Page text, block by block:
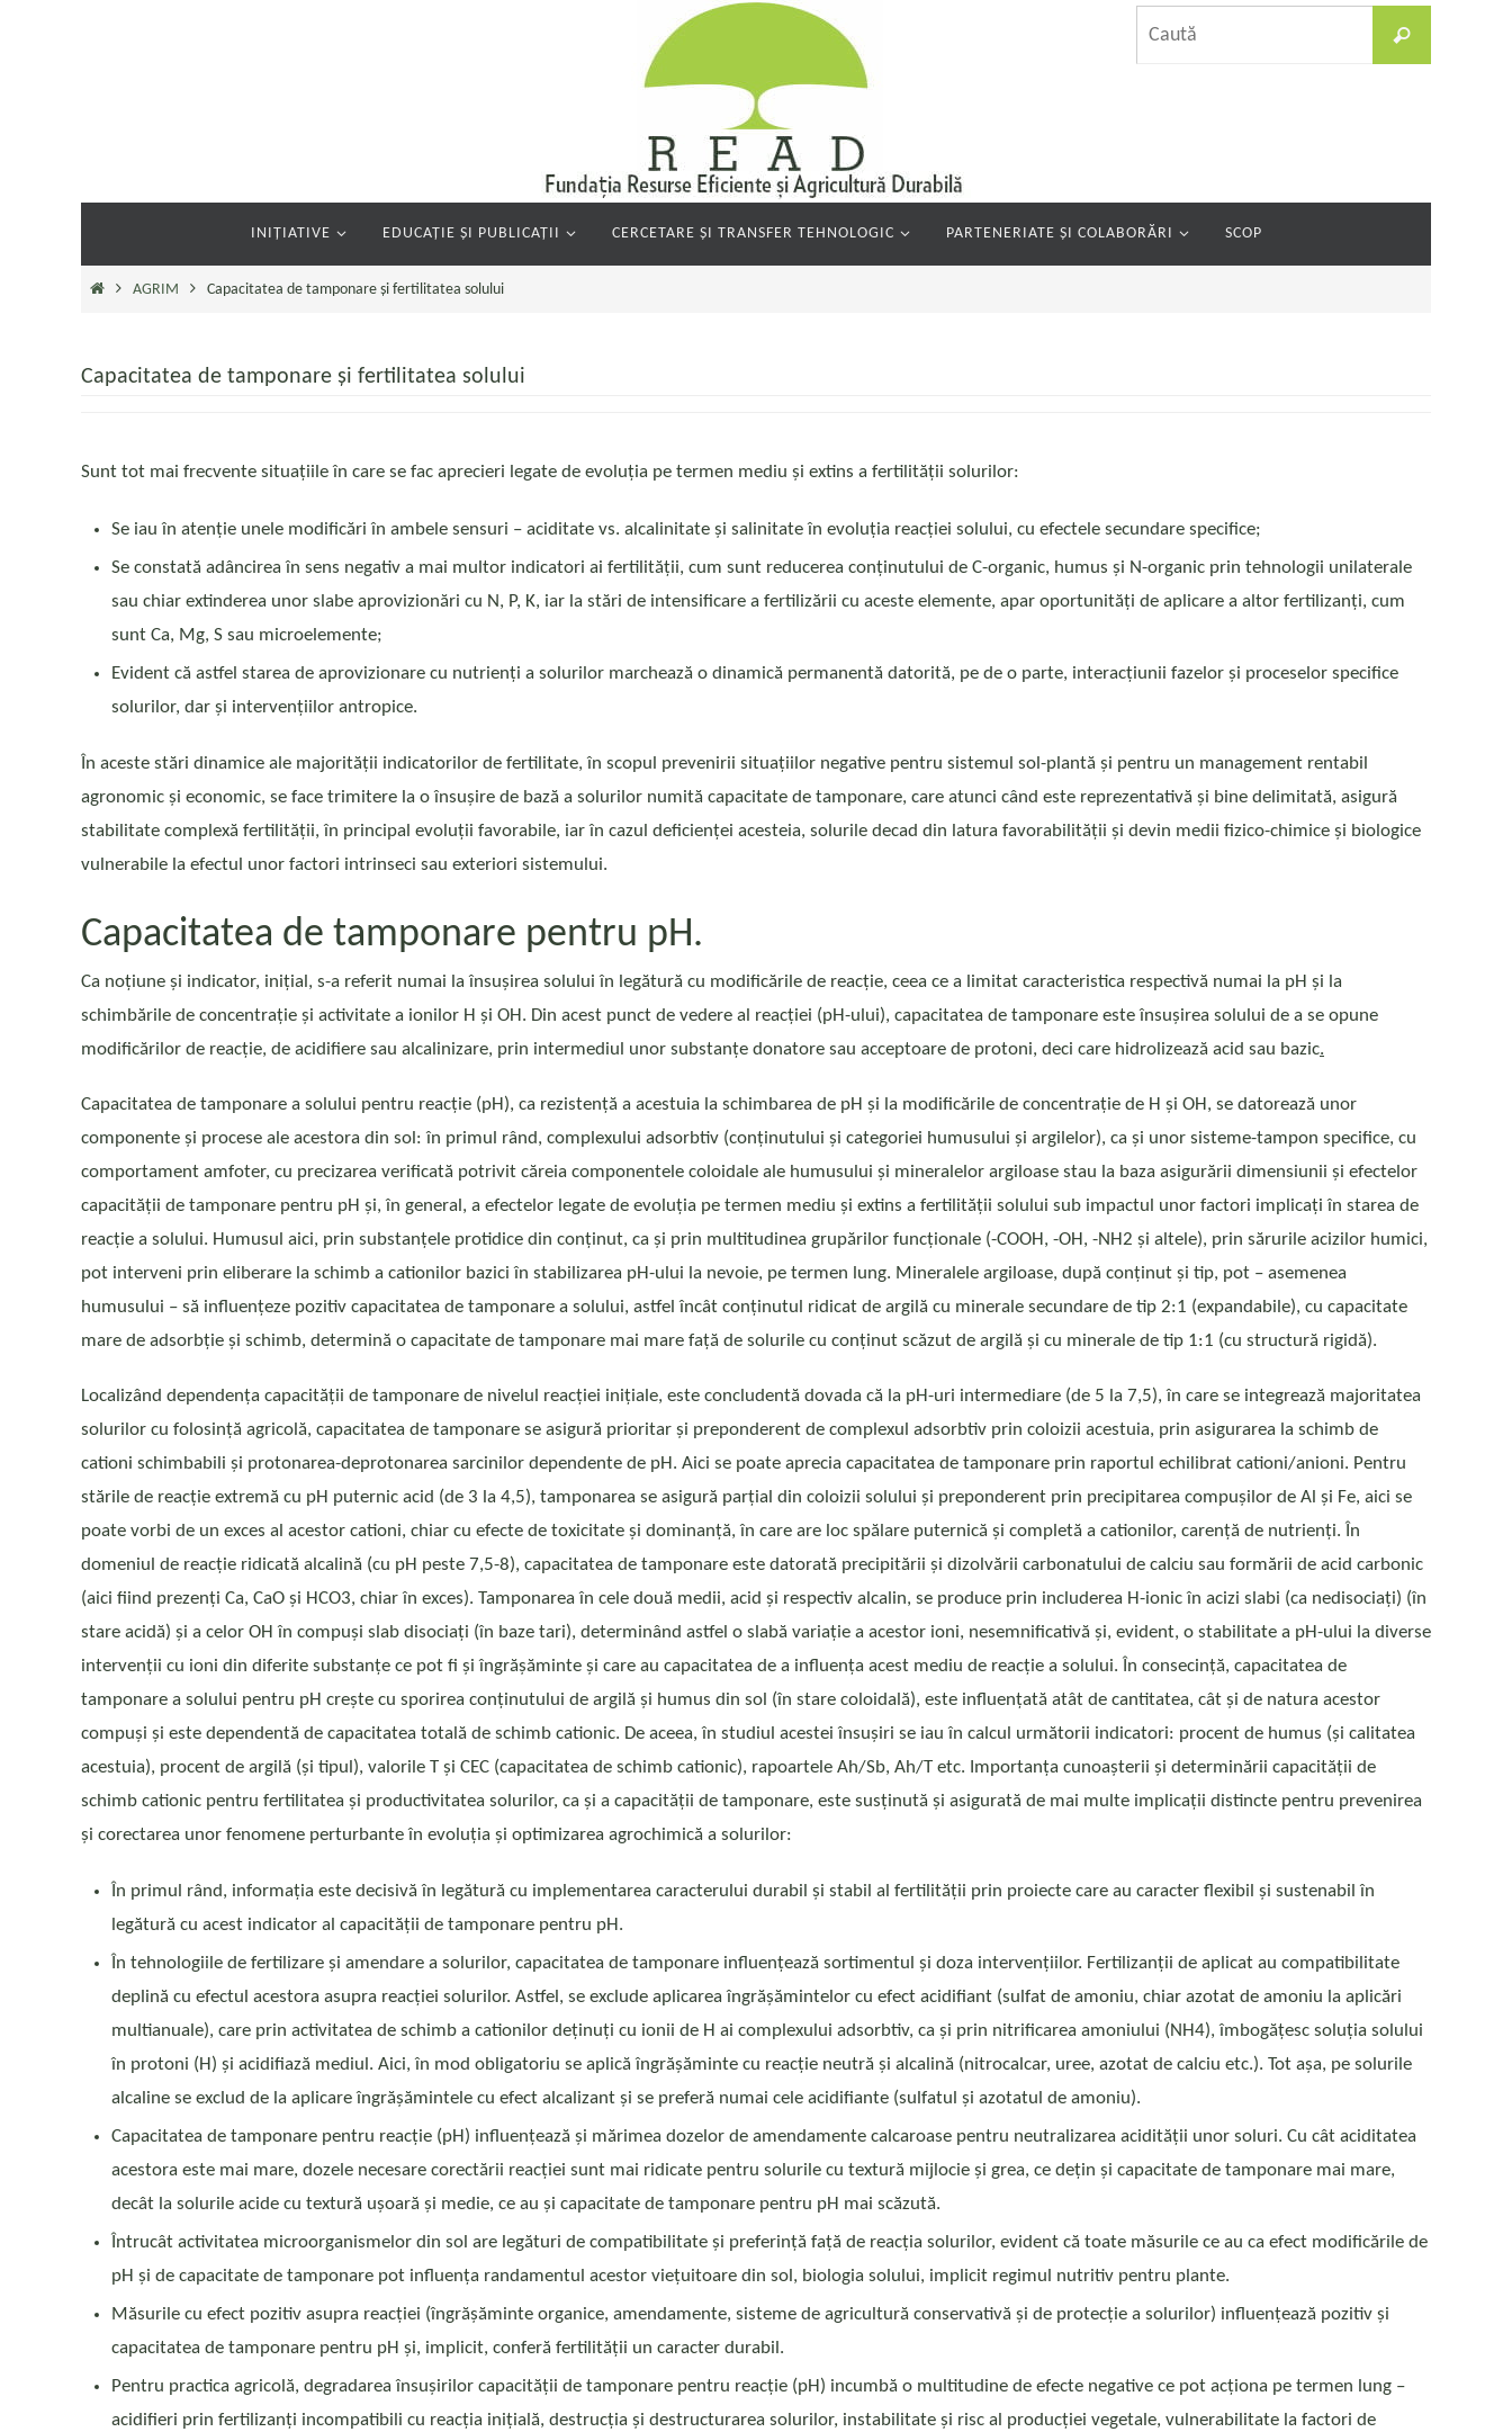
Caută
INIȚIATIVE EDUCAȚIE ȘI PUBLICAȚII CERCETARE ȘI TRANSFER TEHNOLOGIC PARTENERIATE ȘI COLABORĂRI SCOP
PrimaAGRIM Capacitatea de tamponare și fertilitatea solului
Capacitatea de tamponare și fertilitatea solului
Sunt tot mai frecvente situațiile în care se fac aprecieri legate de evoluția pe termen mediu și extins a fertilității solurilor:
Se iau în atenție unele modificări în ambele sensuri – aciditate vs. alcalinitate și salinitate în evoluția reacției solului, cu efectele secundare specifice;
Se constată adâncirea în sens negativ a mai multor indicatori ai fertilității, cum sunt reducerea conținutului de C-organic, humus și N-organic prin tehnologii unilaterale
sau chiar extinderea unor slabe aprovizionări cu N, P, K, iar la stări de intensificare a fertilizării cu aceste elemente, apar oportunități de aplicare a altor fertilizanți, cum
sunt Ca, Mg, S sau microelemente;
Evident că astfel starea de aprovizionare cu nutrienți a solurilor marchează o dinamică permanentă datorită, pe de o parte, interacțiunii fazelor și proceselor specifice
solurilor, dar și intervențiilor antropice.
În aceste stări dinamice ale majorității indicatorilor de fertilitate, în scopul prevenirii situațiilor negative pentru sistemul sol-plantă și pentru un management rentabil
agronomic și economic, se face trimitere la o însușire de bază a solurilor numită capacitate de tamponare, care atunci când este reprezentativă și bine delimitată, asigură
stabilitate complexă fertilității, în principal evoluții favorabile, iar în cazul deficienței acesteia, solurile decad din latura favorabilității și devin medii fizico-chimice și biologice
vulnerabile la efectul unor factori intrinseci sau exteriori sistemului.
Capacitatea de tamponare pentru pH.
Ca noțiune și indicator, inițial, s-a referit numai la însușirea solului în legătură cu modificările de reacție, ceea ce a limitat caracteristica respectivă numai la pH și la
schimbările de concentrație și activitate a ionilor H și OH. Din acest punct de vedere al reacției (pH-ului), capacitatea de tamponare este însușirea solului de a se opune
modificărilor de reacție, de acidifiere sau alcalinizare, prin intermediul unor substanțe donatore sau acceptoare de protoni, deci care hidrolizează acid sau bazic.
Capacitatea de tamponare a solului pentru reacție (pH), ca rezistență a acestuia la schimbarea de pH și la modificările de concentrație de H și OH, se datorează unor
componente și procese ale acestora din sol: în primul rând, complexului adsorbtiv (conținutului și categoriei humusului și argilelor), ca și unor sisteme-tampon specifice, cu
comportament amfoter, cu precizarea verificată potrivit căreia componentele coloidale ale humusului și mineralelor argiloase stau la baza asigurării dimensiunii și efectelor
capacității de tamponare pentru pH și, în general, a efectelor legate de evoluția pe termen mediu și extins a fertilității solului sub impactul unor factori implicați în starea de
reacție a solului. Humusul aici, prin substanțele protidice din conținut, ca și prin multitudinea grupărilor funcționale (-COOH, -OH, -NH2 și altele), prin sărurile acizilor humici,
pot interveni prin eliberare la schimb a cationilor bazici în stabilizarea pH-ului la nevoie, pe termen lung. Mineralele argiloase, după conținut și tip, pot – asemenea
humusului – să influențeze pozitiv capacitatea de tamponare a solului, astfel încât conținutul ridicat de argilă cu minerale secundare de tip 2:1 (expandabile), cu capacitate
mare de adsorbție și schimb, determină o capacitate de tamponare mai mare față de solurile cu conținut scăzut de argilă și cu minerale de tip 1:1 (cu structură rigidă).
Localizând dependența capacității de tamponare de nivelul reacției inițiale, este concludentă dovada că la pH-uri intermediare (de 5 la 7,5), în care se integrează majoritatea
solurilor cu folosință agricolă, capacitatea de tamponare se asigură prioritar și preponderent de complexul adsorbtiv prin coloizii acestuia, prin asigurarea la schimb de
cationi schimbabili și protonarea-deprotonarea sarcinilor dependente de pH. Aici se poate aprecia capacitatea de tamponare prin raportul echilibrat cationi/anioni. Pentru
stările de reacție extremă cu pH puternic acid (de 3 la 4,5), tamponarea se asigură parțial din coloizii solului și preponderent prin precipitarea compușilor de Al și Fe, aici se
poate vorbi de un exces al acestor cationi, chiar cu efecte de toxicitate și dominanță, în care are loc spălare puternică și completă a cationilor, carență de nutrienți. În
domeniul de reacție ridicată alcalină (cu pH peste 7,5-8), capacitatea de tamponare este datorată precipitării și dizolvării carbonatului de calciu sau formării de acid carbonic
(aici fiind prezenți Ca, CaO și HCO3, chiar în exces). Tamponarea în cele două medii, acid și respectiv alcalin, se produce prin includerea H-ionic în acizi slabi (ca nedisociați) (în
stare acidă) și a celor OH în compuși slab disociați (în baze tari), determinând astfel o slabă variație a acestor ioni, nesemnificativă și, evident, o stabilitate a pH-ului la diverse
intervenții cu ioni din diferite substanțe ce pot fi și îngrășăminte și care au capacitatea de a influența acest mediu de reacție a solului. În consecință, capacitatea de
tamponare a solului pentru pH crește cu sporirea conținutului de argilă și humus din sol (în stare coloidală), este influențată atât de cantitatea, cât și de natura acestor
compuși și este dependentă de capacitatea totală de schimb cationic. De aceea, în studiul acestei însușiri se iau în calcul următorii indicatori: procent de humus (și calitatea
acestuia), procent de argilă (și tipul), valorile T și CEC (capacitatea de schimb cationic), rapoartele Ah/Sb, Ah/T etc. Importanța cunoașterii și determinării capacității de
schimb cationic pentru fertilitatea și productivitatea solurilor, ca și a capacității de tamponare, este susținută și asigurată de mai multe implicații distincte pentru prevenirea
și corectarea unor fenomene perturbante în evoluția și optimizarea agrochimică a solurilor:
În primul rând, informația este decisivă în legătură cu implementarea caracterului durabil și stabil al fertilității prin proiecte care au caracter flexibil și sustenabil în
legătură cu acest indicator al capacității de tamponare pentru pH.
În tehnologiile de fertilizare și amendare a solurilor, capacitatea de tamponare influențează sortimentul și doza intervențiilor. Fertilizanții de aplicat au compatibilitate
deplină cu efectul acestora asupra reacției solurilor. Astfel, se exclude aplicarea îngrășămintelor cu efect acidifiant (sulfat de amoniu, chiar azotat de amoniu la aplicări
multianuale), care prin activitatea de schimb a cationilor deținuți cu ionii de H ai complexului adsorbtiv, ca și prin nitrificarea amoniului (NH4), îmbogățesc soluția solului
în protoni (H) și acidifiază mediul. Aici, în mod obligatoriu se aplică îngrășăminte cu reacție neutră și alcalină (nitrocalcar, uree, azotat de calciu etc.). Tot așa, pe solurile
alcaline se exclud de la aplicare îngrășămintele cu efect alcalizant și se preferă numai cele acidifiante (sulfatul și azotatul de amoniu).
Capacitatea de tamponare pentru reacție (pH) influențează și mărimea dozelor de amendamente calcaroase pentru neutralizarea acidității unor soluri. Cu cât aciditatea
acestora este mai mare, dozele necesare corectării reacției sunt mai ridicate pentru solurile cu textură mijlocie și grea, ce dețin și capacitate de tamponare mai mare,
decât la solurile acide cu textură ușoară și medie, ce au și capacitate de tamponare pentru pH mai scăzută.
Întrucât activitatea microorganismelor din sol are legături de compatibilitate și preferință față de reacția solurilor, evident că toate măsurile ce au ca efect modificările de
pH și de capacitate de tamponare pot influența randamentul acestor viețuitoare din sol, biologia solului, implicit regimul nutritiv pentru plante.
Măsurile cu efect pozitiv asupra reacției (îngrășăminte organice, amendamente, sisteme de agricultură conservativă și de protecție a solurilor) influențează pozitiv și
capacitatea de tamponare pentru pH și, implicit, conferă fertilității un caracter durabil.
Pentru practica agricolă, degradarea însușirilor capacității de tamponare pentru reacție (pH) incumbă o multitudine de efecte negative ce pot acționa pe termen lung –
acidifieri prin fertilizanți incompatibili cu reacția inițială, destrucția și destructurarea solurilor, instabilitate și risc al producției vegetale, vulnerabilitate la factori de